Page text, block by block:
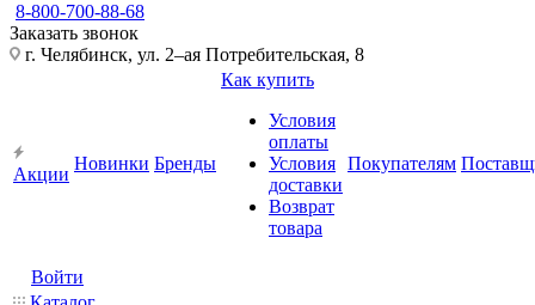
8-800-700-88-68
Заказать звонок
г. Челябинск, ул. 2–ая Потребительская, 8
Акции
Новинки Бренды
Как купить
Условия
оплаты
Условия
доставки
Возврат
товара
Покупателям
Войти